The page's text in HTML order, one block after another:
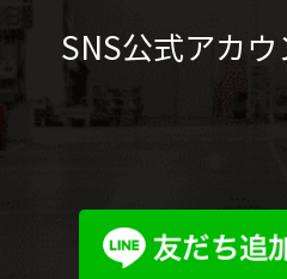
SNS公式アカ